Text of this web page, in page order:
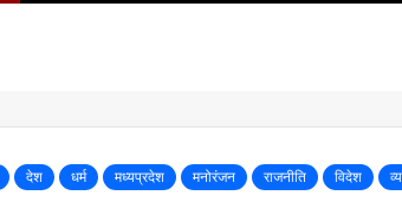
देश धर्म मध्यप्रदेश मनोरंजन राजनीति विदेश